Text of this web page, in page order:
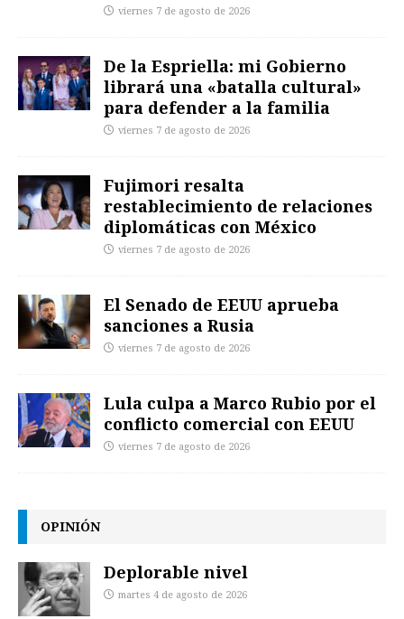
viernes 7 de agosto de 2026
De la Espriella: mi Gobierno
librará una «batalla cultural»
para defender a la familia
viernes 7 de agosto de 2026
Fujimori resalta
restablecimiento de relaciones
diplomáticas con México
viernes 7 de agosto de 2026
El Senado de EEUU aprueba
sanciones a Rusia
viernes 7 de agosto de 2026
Lula culpa a Marco Rubio por el
conflicto comercial con EEUU
viernes 7 de agosto de 2026
OPINIÓN
Deplorable nivel
martes 4 de agosto de 2026